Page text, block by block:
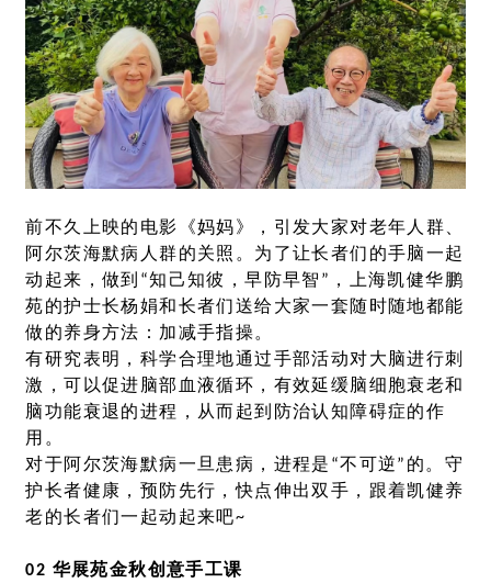
前不久上映的电影《妈妈》，引发大家对老年人群、
阿尔茨海默病人群的关照。为了让长者们的手脑一起
动起来，做到“知己知彼，早防早智”，上海凯健华鹏
苑的护士长杨娟和长者们送给大家一套随时随地都能
做的养身方法：加减手指操。
有研究表明，科学合理地通过手部活动对大脑进行刺
激，可以促进脑部血液循环，有效延缓脑细胞衰老和
脑功能衰退的进程，从而起到防治认知障碍症的作
用。
对于阿尔茨海默病一旦患病，进程是“不可逆”的。守
护长者健康，预防先行，快点伸出双手，跟着凯健养
老的长者们一起动起来吧~
02 华展苑金秋创意手工课